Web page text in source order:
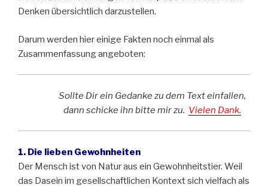
Denken übersichtlich darzustellen.
Darum werden hier einige Fakten noch einmal als
Zusammenfassung angeboten:
Sollte Dir ein Gedanke zu dem Text einfallen,
dann schicke ihn bitte mir zu. Vielen Dank.
1. Die lieben Gewohnheiten
Der Mensch ist von Natur aus ein Gewohnheitstier. Weil
das Dasein im gesellschaftlichen Kontext sich vielfach als